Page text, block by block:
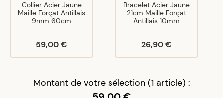
Collier Acier Jaune
Maille Forçat Antillais
9mm 60cm
59,00 €
Bracelet Acier Jaune
21cm Maille Forçat
Antillais 10mm
26,90 €
Montant de votre sélection (1 article) :